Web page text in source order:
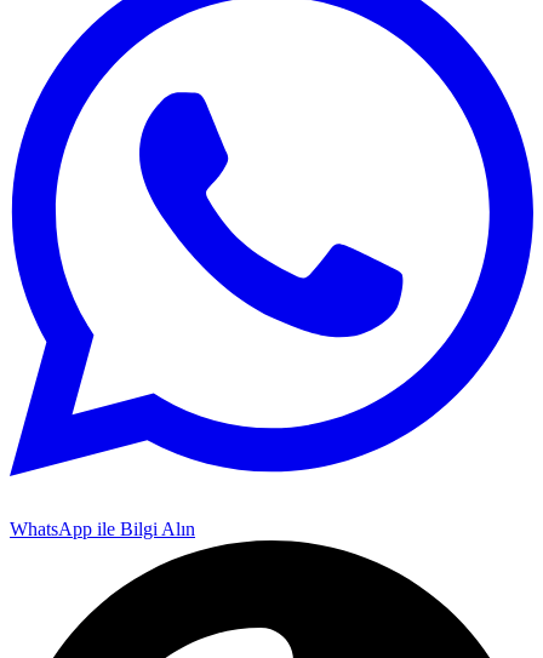
WhatsApp ile Bilgi Alın